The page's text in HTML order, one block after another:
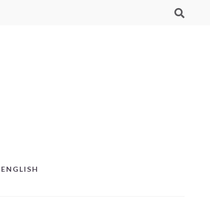
ENGLISH